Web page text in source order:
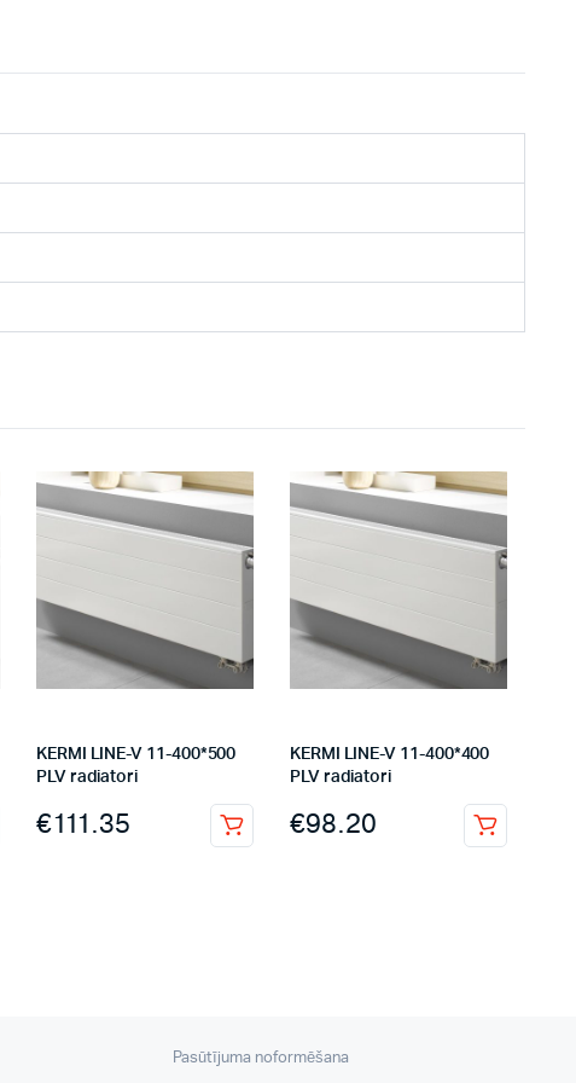
KERMI LINE-V 11-400*500
PLV radiatori
€111.35
KERMI LINE-V 11-400*400
PLV radiatori
€98.20
Pasūtījuma noformēšana